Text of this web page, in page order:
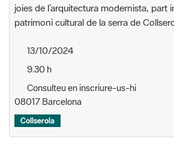
joies de l’arquitectura modernista, part
patrimoni cultural de la serra de
13/10/2024
9.30 h
Consulteu en inscriure-us-hi
08017 Barcelona
Collserola